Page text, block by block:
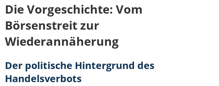
Die Vorgeschichte: Vom
Börsenstreit zur
Wiederannäherung
Der politische Hintergrund des
Handelsverbots